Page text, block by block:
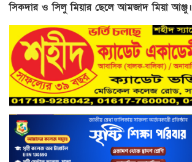
সিকদার ও সিলু মিয়ার ছেলে আমজাদ মিয়া আঞ্জু।